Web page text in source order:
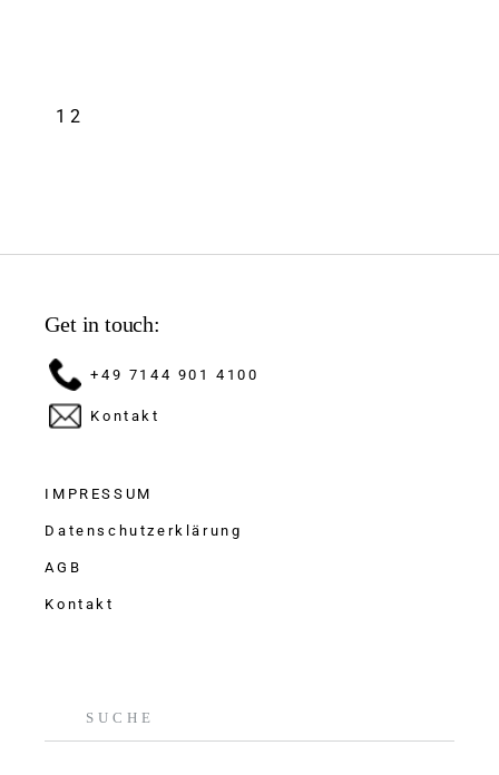
1 2
Get in touch:
+49 7144 901 4100
Kontakt
IMPRESSUM
Datenschutzerklärung
AGB
Kontakt